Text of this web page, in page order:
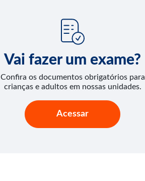
Vai fazer um exame?
Confira os documentos obrigatórios para
crianças e adultos em nossas unidades.
Acessar